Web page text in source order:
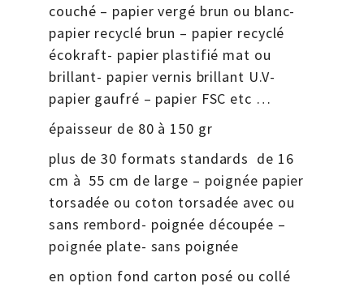
couché – papier vergé brun ou blanc-
papier recyclé brun – papier recyclé
écokraft- papier plastifié mat ou
brillant- papier vernis brillant U.V-
papier gaufré – papier FSC etc …
épaisseur de 80 à 150 gr
plus de 30 formats standards de 16
cm à 55 cm de large – poignée papier
torsadée ou coton torsadée avec ou
sans rembord- poignée découpée –
poignée plate- sans poignée
en option fond carton posé ou collé